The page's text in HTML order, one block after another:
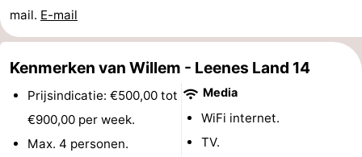
en
en
Evenementen
Actief
Praktisch
mail. E-mail
Kenmerken van Willem - Leenes Land 14
Prijsindicatie: €500,00 tot
€900,00 per week.
Max. 4 personen.
Media
WiFi internet.
TV.